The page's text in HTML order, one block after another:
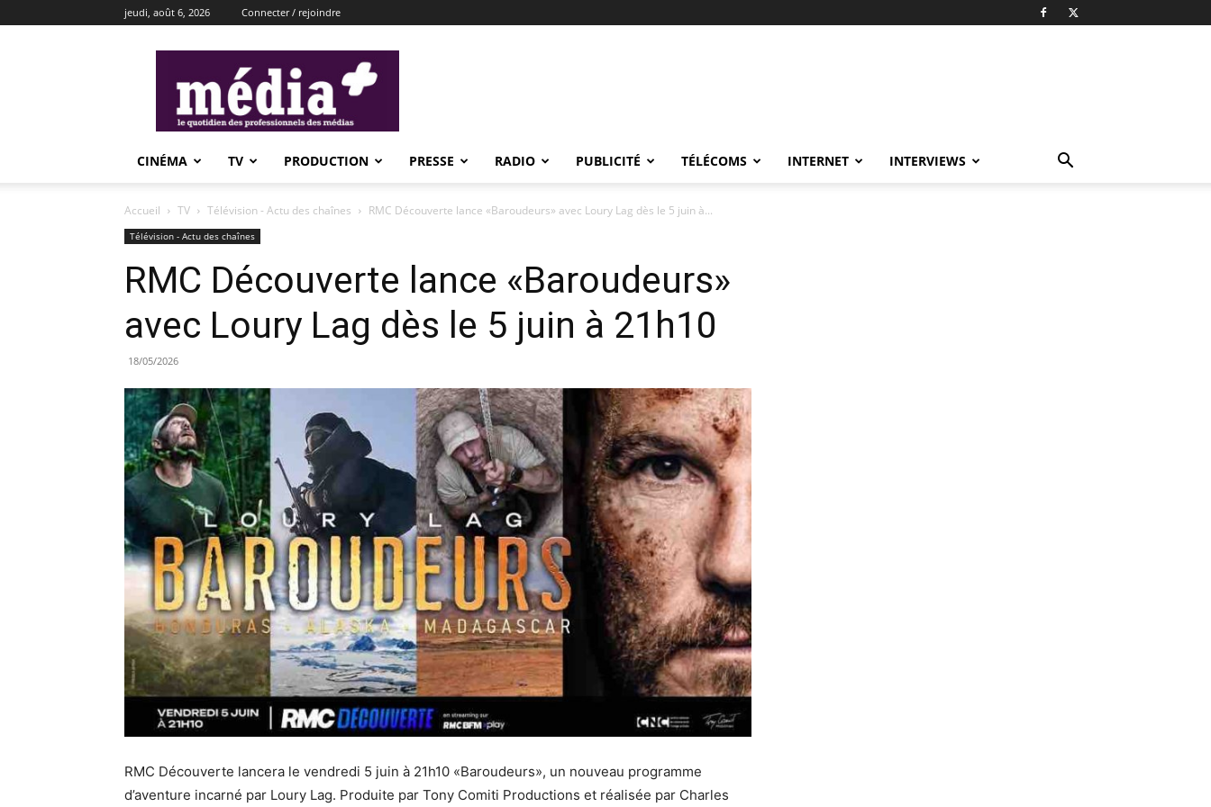
jeudi, août 6, 2026 Connecter / rejoindre
CINÉMA TV PRODUCTION PRESSE RADIO PUBLICITÉ TÉLÉCOMS INTERNET INTERVIEWS
Accueil TV Télévision - Actu des chaînes RMC Découverte lance «Baroudeurs» avec Loury Lag dès le 5 juin à...
Télévision - Actu des chaînes
RMC Découverte lance «Baroudeurs»
avec Loury Lag dès le 5 juin à 21h10
18/05/2026
RMC Découverte lancera le vendredi 5 juin à 21h10 «Baroudeurs», un nouveau programme
d’aventure incarné par Loury Lag. Produite par Tony Comiti Productions et réalisée par Charles